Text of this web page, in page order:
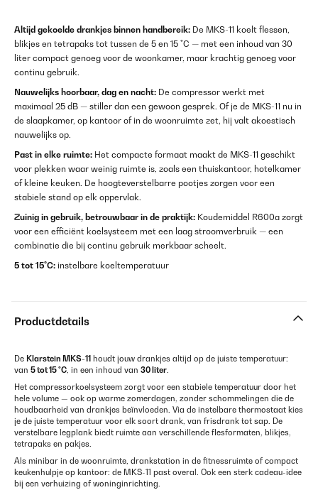
Altijd gekoelde drankjes binnen handbereik: De MKS-11 koelt flessen,
blikjes en tetrapaks tot tussen de 5 en 15 °C — met een inhoud van 30
liter compact genoeg voor de woonkamer, maar krachtig genoeg voor
continu gebruik.
Nauwelijks hoorbaar, dag en nacht: De compressor werkt met
maximaal 25 dB — stiller dan een gewoon gesprek. Of je de MKS-11 nu in
de slaapkamer, op kantoor of in de woonruimte zet, hij valt akoestisch
nauwelijks op.
Past in elke ruimte: Het compacte formaat maakt de MKS-11 geschikt
voor plekken waar weinig ruimte is, zoals een thuiskantoor, hotelkamer
of kleine keuken. De hoogteverstelbarre pootjes zorgen voor een
stabiele stand op elk oppervlak.
Zuinig in gebruik, betrouwbaar in de praktijk: Koudemiddel R600a zorgt
voor een efficiënt koelsysteem met een laag stroomverbruik — een
combinatie die bij continu gebruik merkbaar scheelt.
5 tot 15°C: instelbare koeltemperatuur
Productdetails
De Klarstein MKS-11 houdt jouw drankjes altijd op de juiste temperatuur:
van 5 tot 15 °C, in een inhoud van 30 liter.
Het compressorkoelsysteem zorgt voor een stabiele temperatuur door het
hele volume — ook op warme zomerdagen, zonder schommelingen die de
houdbaarheid van drankjes beïnvloeden. Via de instelbare thermostaat kies
je de juiste temperatuur voor elk soort drank, van frisdrank tot sap. De
verstelbare legplank biedt ruimte aan verschillende flesformaten, blikjes,
tetrapaks en pakjes.
Als minibar in de woonruimte, drankstation in de fitnessruimte of compact
keukenhulpje op kantoor: de MKS-11 past overal. Ook een sterk cadeau-idee
bij een verhuizing of woninginrichting.